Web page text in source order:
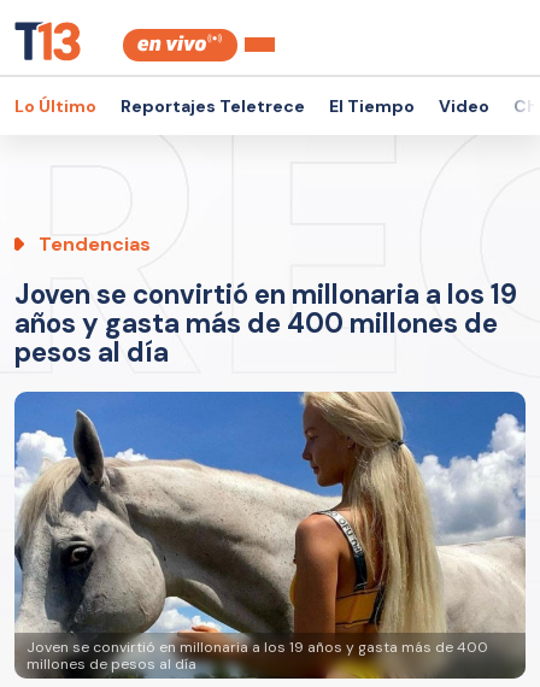
Lo Último Reportajes Teletrece El Tiempo Video
Tendencias
Joven se convirtió en millonaria a los 19
años y gasta más de 400 millones de
pesos al día
Joven se convirtió en millonaria a los 19 años y gasta más de 400
millones de pesos al día